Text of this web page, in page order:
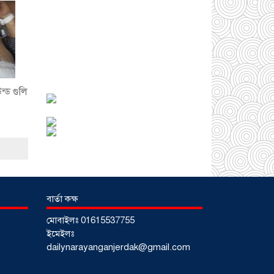
গুলি
ইয়াবাসহ নারী মাদক
আগস্ট ২০২৬
বার্তা কক্ষ
মোবাইলঃ 01615537755
ইমেইলঃ
dailynarayanganjerdak@gmail.com